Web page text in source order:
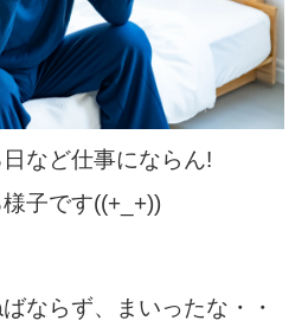
など仕事にならん!
子です((+_+))
ならず、まいったな・・